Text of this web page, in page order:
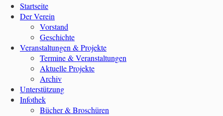
Startseite
Der Verein
Vorstand
Geschichte
Veranstaltungen & Projekte
Termine & Veranstaltungen
Aktuelle Projekte
Archiv
Unterstützung
Infothek
Bücher & Broschüren